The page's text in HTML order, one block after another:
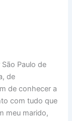
Paulo de
de
de conhecer a
com tudo que
meu marido,